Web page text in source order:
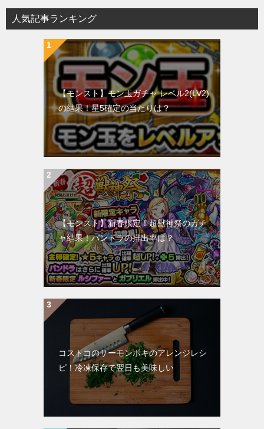
人気記事ランキング
【モンスト】モン玉ガチャ レベル2(LV2)
の結果！星5確定の当たりは？
【モンスト】新春限定！超獣神祭のガチ
ャ結果！パンドラの排出率は？
コストコのサーモンポキのアレンジレシ
ピ！冷凍保存で翌日も美味しい